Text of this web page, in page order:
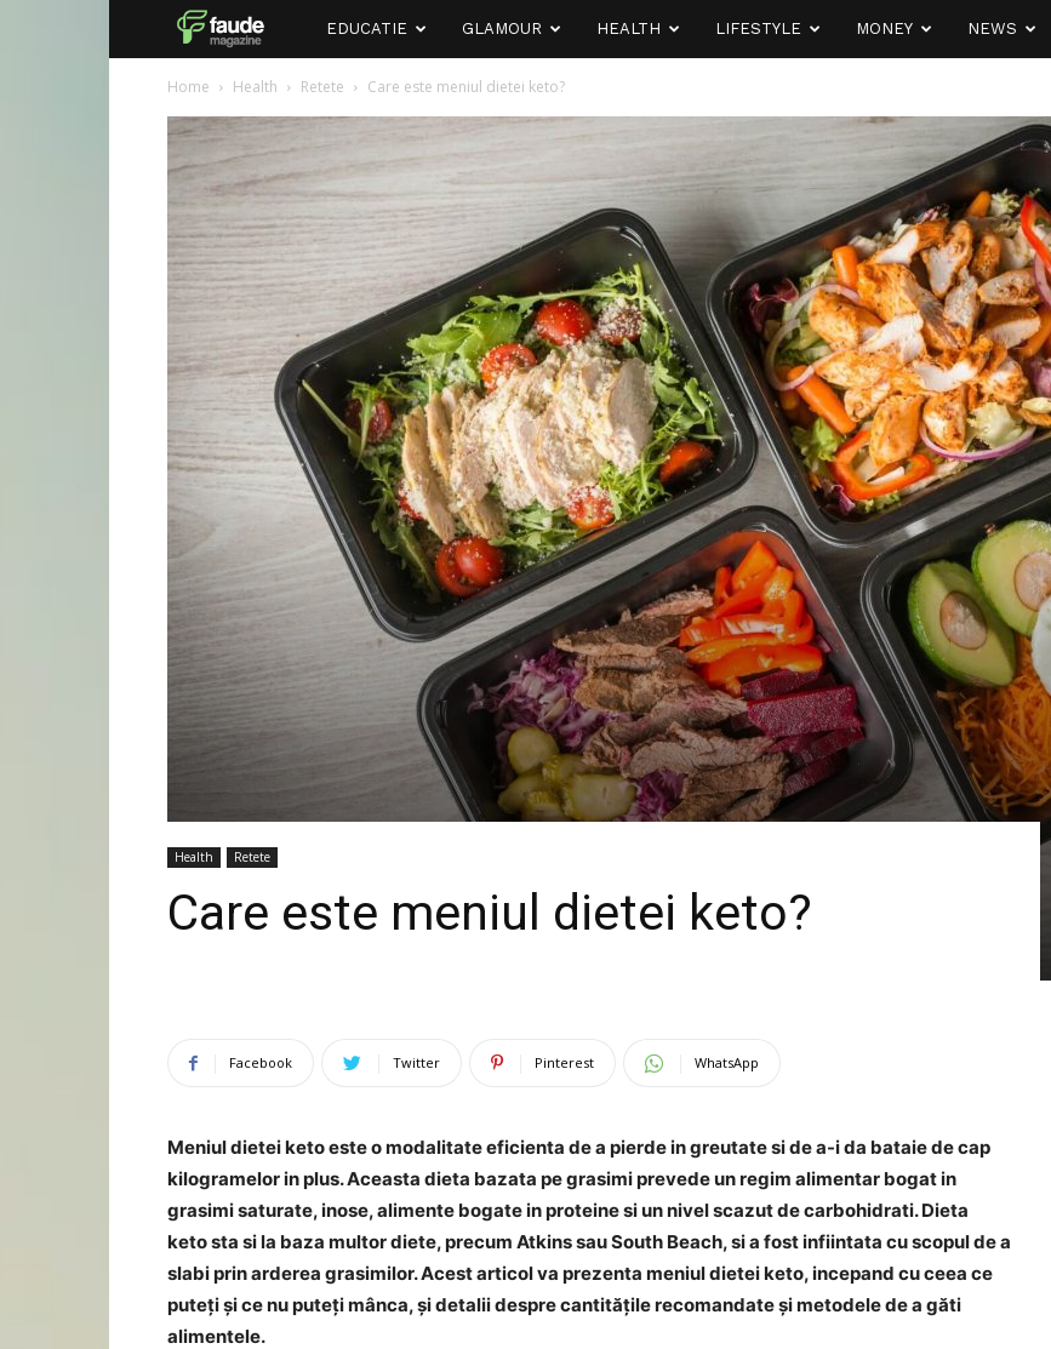
Faude
EDUCATIE GLAMOUR HEALTH LIFESTYLE MONEY NEWS
Home Health Retete Care este meniul dietei keto?
Health Retete
Care este meniul dietei keto?
Facebook Twitter Pinterest WhatsApp
Meniul dietei keto este o modalitate eficienta de a pierde in greutate si de a-i da bataie de cap
kilogramelor in plus. Aceasta dieta bazata pe grasimi prevede un regim alimentar bogat in
grasimi saturate, inose, alimente bogate in proteine si un nivel scazut de carbohidrati. Dieta
keto sta si la baza multor diete, precum Atkins sau South Beach, si a fost infiintata cu scopul de a
slabi prin arderea grasimilor. Acest articol va prezenta meniul dietei keto, incepand cu ceea ce
puteți și ce nu puteți mânca, și detalii despre cantitățile recomandate și metodele de a găti
alimentele.